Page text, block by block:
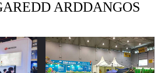
ARDDANGOS